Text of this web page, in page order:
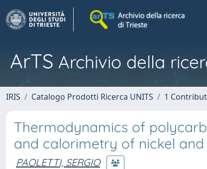
ArTS Archivio della
IRIS Catalogo Prodotti Ricerca UNITS 1
Thermodynamics of
and calorimetry of nickel
PAOLETTI, SERGIO